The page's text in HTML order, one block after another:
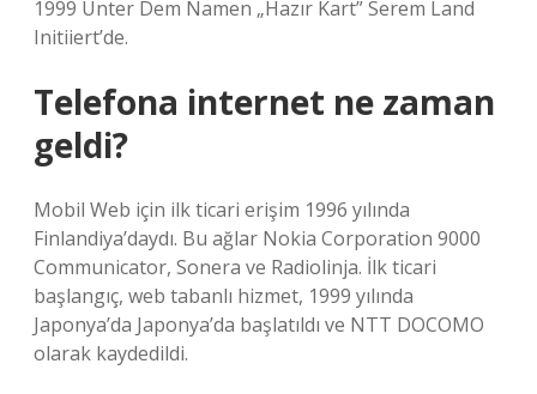
1999 Unter Dem Namen „Hazır Kart” Serem Land
Initiiert’de.
Telefona internet ne zaman
geldi?
Mobil Web için ilk ticari erişim 1996 yılında
Finlandiya’daydı. Bu ağlar Nokia Corporation 9000
Communicator, Sonera ve Radiolinja. İlk ticari
başlangıç, web tabanlı hizmet, 1999 yılında
Japonya’da Japonya’da başlatıldı ve NTT DOCOMO
olarak kaydedildi.